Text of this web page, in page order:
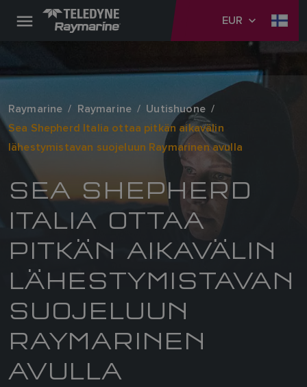
EUR
Raymarine Raymarine
Uutishuone
Sea Shepherd Italia ottaa pitkän aikavälin
lähestymistavan suojeluun Raymarinen avulla
SEA SHEPHERD
ITALIA OTTAA
PITKÄN AIKAVÄLIN
LÄHESTYMISTAVAN
SUOJELUUN
RAYMARINEN
AVULLA